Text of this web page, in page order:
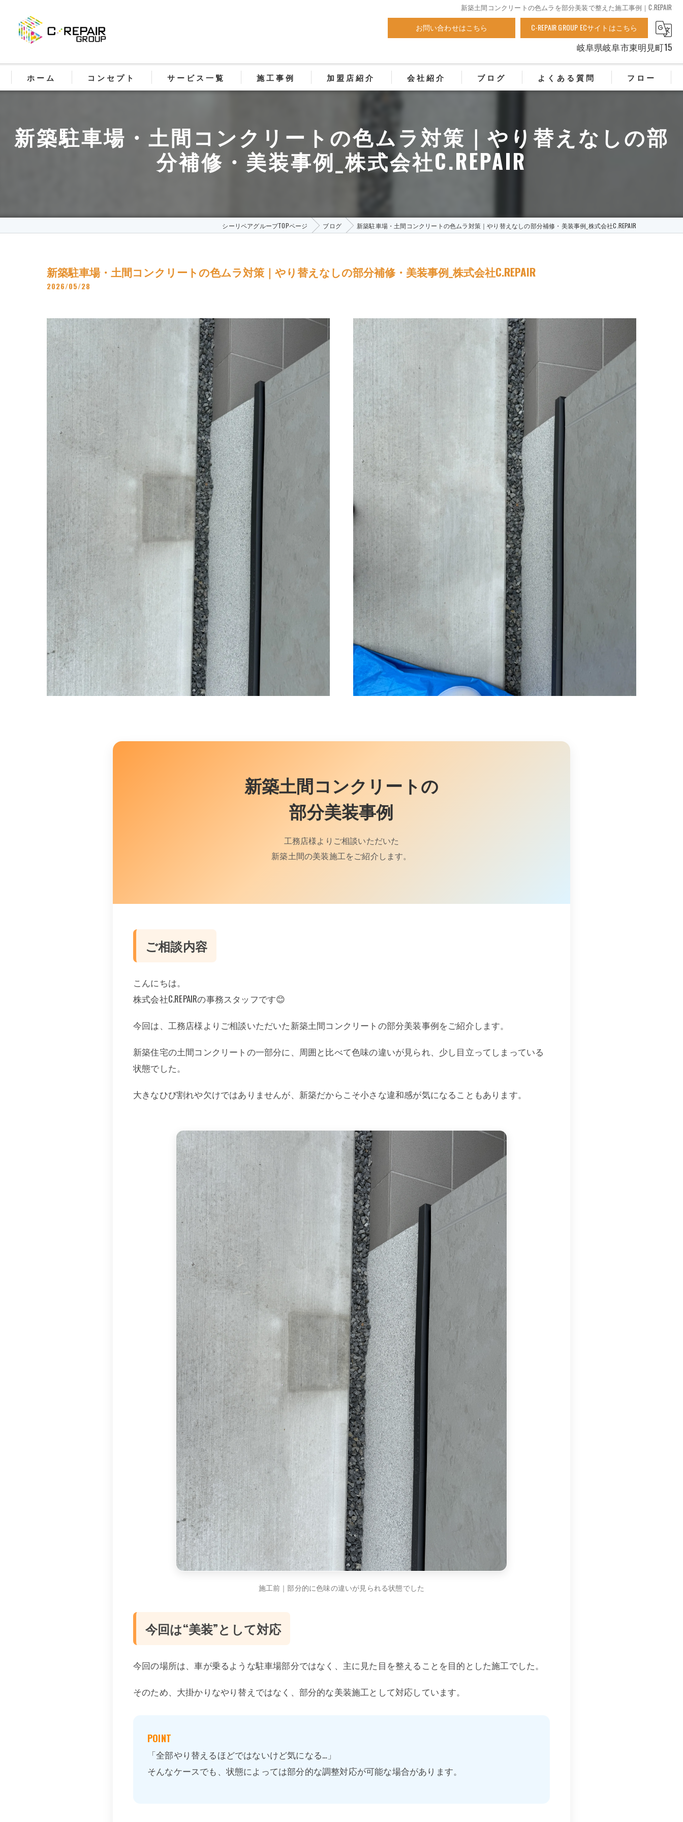
新築土間コンクリートの色ムラを部分美装で整えた施工事例｜C.REPAIR
お問い合わせはこちら C-REPAIR GROUP ECサイトはこちら
岐阜県岐阜市東明見町15
ホーム コンセプト サービス一覧
【SolArt】防滑床用仕上塗材
【C.REPAIR】 コンクリート補修・塗装
【CoatingPro】 新築外構コーティング
施工事例 加盟店紹介 会社紹介 ブログ よくある質問 フロー
新築駐車場・土間コンクリートの色ムラ対策｜やり替えなしの部
分補修・美装事例_株式会社C.REPAIR
シーリペアグループTOPページ ブログ 新築駐車場・土間コンクリートの色ムラ対策｜やり替えなしの部分補修・美装事例_株式会社C.REPAIR
新築駐車場・土間コンクリートの色ムラ対策｜やり替えなしの部分補修・美装事例_株式会社C.REPAIR
2026/05/28
新築土間コンクリートの
部分美装事例
工務店様よりご相談いただいた
新築土間の美装施工をご紹介します。
ご相談内容
こんにちは。
株式会社C.REPAIRの事務スタッフです😊
今回は、工務店様よりご相談いただいた新築土間コンクリートの部分美装事例をご紹介します。
新築住宅の土間コンクリートの一部分に、周囲と比べて色味の違いが見られ、少し目立ってしまっている
状態でした。
大きなひび割れや欠けではありませんが、新築だからこそ小さな違和感が気になることもあります。
施工前｜部分的に色味の違いが見られる状態でした
今回は“美装”として対応
今回の場所は、車が乗るような駐車場部分ではなく、主に見た目を整えることを目的とした施工でした。
そのため、大掛かりなやり替えではなく、部分的な美装施工として対応しています。
POINT
「全部やり替えるほどではないけど気になる…」
そんなケースでも、状態によっては部分的な調整対応が可能な場合があります。